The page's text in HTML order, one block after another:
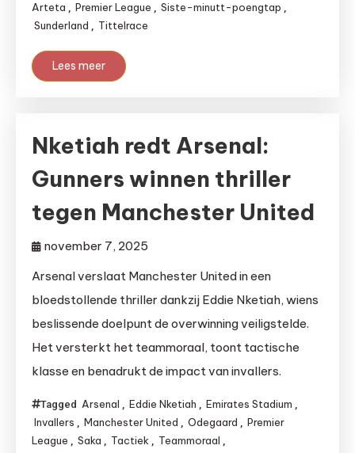
Arteta , Premier League , Siste-minutt-poengtap ,
Sunderland , Tittelrace
Lees meer
Nketiah redt Arsenal:
Gunners winnen thriller
tegen Manchester United
november 7, 2025
Arsenal verslaat Manchester United in een
bloedstollende thriller dankzij Eddie Nketiah, wiens
beslissende doelpunt de overwinning veiligstelde.
Het versterkt het teammoraal, toont tactische
klasse en benadrukt de impact van invallers.
Tagged Arsenal , Eddie Nketiah , Emirates Stadium ,
Invallers , Manchester United , Odegaard , Premier
League , Saka , Tactiek , Teammoraal ,